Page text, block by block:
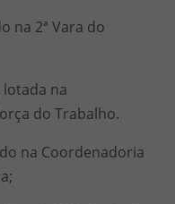
na 2ª Vara do
lotada na
do Trabalho.
na Coordenadoria